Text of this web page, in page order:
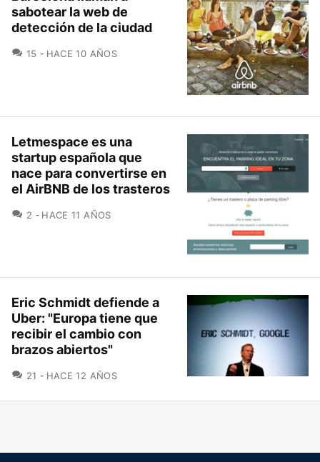
sabotear la web de
detección de la ciudad
15 COMENTARIOS
HACE 10 AÑOS
Letmespace es una
startup española que
nace para convertirse en
el AirBNB de los trasteros
2 COMENTARIOS
HACE 11 AÑOS
Eric Schmidt defiende a
Uber: "Europa tiene que
recibir el cambio con
brazos abiertos"
21 COMENTARIOS
HACE 12 AÑOS